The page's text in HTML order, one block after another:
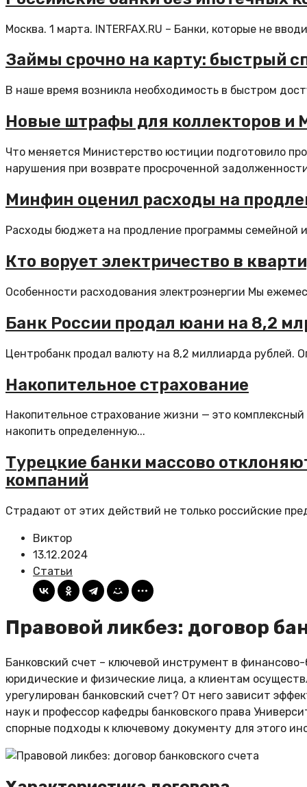
Москва. 1 марта. INTERFAX.RU – Банки, которые не
Займы срочно на карту: быстрый
В наше время возникла необходимость в быстром
Новые штрафы для коллекторов и
Что меняется Министерство юстиции подготовило
нарушения при возврате просроченной
Минфин оценил расходы на
Расходы бюджета на продление программы семейной
Кто ворует электричество в
Особенности расходования электроэнергии Мы
Банк России продал юани на 8,2
Центробанк продал валюту на 8,2 миллиарда рублей.
Накопительное страхование
Накопительное страхование жизни — это
накопить определенную...
Турецкие банки массово
компаний
Страдают от этих действий не только российские
Виктор
13.12.2024
Статьи
Правовой ликбез: договор
Банковский счет – ключевой инструмент в
юридические и физические лица, а клиентам
урегулирован банковский счет? От него зависит
наук и профессор кафедры банковского права
спорные подходы к ключевому документу для этого